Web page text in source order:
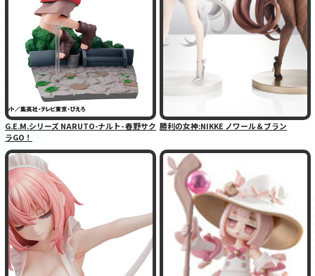
G.E.M.シリーズ NARUTO-ナルト- 春野サク
ラGO！
勝利の女神:NIKKE ノワール＆ブラン